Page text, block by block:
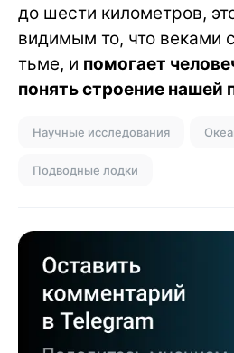
до шести километров,
видимым то, что веками
тьме, и помогает
понять строение нашей
Научные исследования
Подводные лодки